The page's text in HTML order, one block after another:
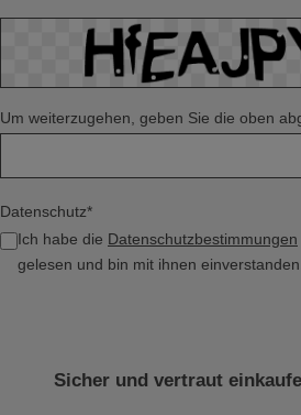
Um weiterzugehen, geben Sie die oben
Datenschutz*
Ich habe die Datenschutzbestimmungen
gelesen und bin mit ihnen
Sicher und vertraut